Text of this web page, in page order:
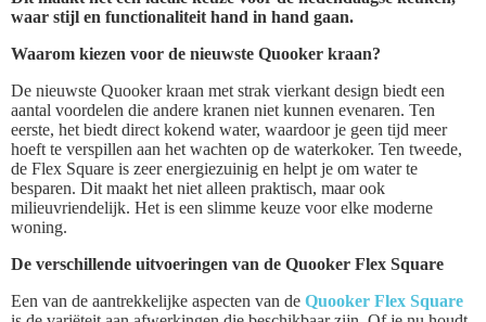
waar stijl en functionaliteit hand in hand gaan.
Waarom kiezen voor de nieuwste Quooker kraan?
De nieuwste Quooker kraan met strak vierkant design biedt een
aantal voordelen die andere kranen niet kunnen evenaren. Ten
eerste, het biedt direct kokend water, waardoor je geen tijd meer
hoeft te verspillen aan het wachten op de waterkoker. Ten tweede,
de Flex Square is zeer energiezuinig en helpt je om water te
besparen. Dit maakt het niet alleen praktisch, maar ook
milieuvriendelijk. Het is een slimme keuze voor elke moderne
woning.
De verschillende uitvoeringen van de Quooker Flex Square
Een van de aantrekkelijke aspecten van de Quooker Flex Square